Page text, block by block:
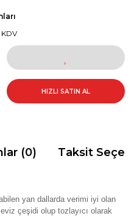
HIZLI SATIN AL
(0) Taksit
yan dallarda verimi iyi olan
çeşidi olup tozlayıcı olarak